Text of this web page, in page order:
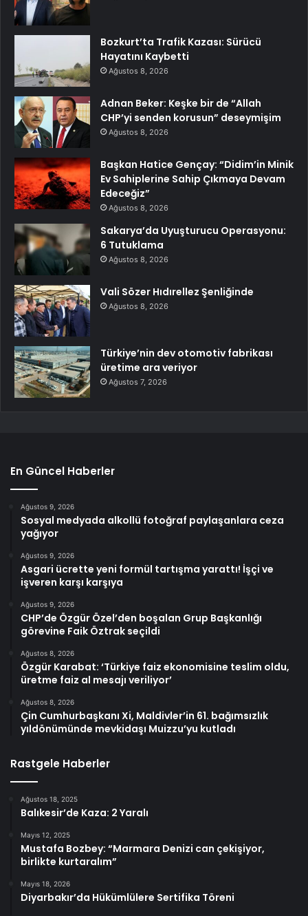
Bozkurt’ta Trafik Kazası: Sürücü
Hayatını Kaybetti
Ağustos 8, 2026
Adnan Beker: Keşke bir de “Allah
CHP’yi senden korusun” deseymişim
Ağustos 8, 2026
Başkan Hatice Gençay: “Didim’in Minik
Ev Sahiplerine Sahip Çıkmaya Devam
Edeceğiz”
Ağustos 8, 2026
Sakarya’da Uyuşturucu Operasyonu:
6 Tutuklama
Ağustos 8, 2026
Vali Sözer Hıdırellez Şenliğinde
Ağustos 8, 2026
Türkiye’nin dev otomotiv fabrikası
üretime ara veriyor
Ağustos 7, 2026
En Güncel Haberler
Ağustos 9, 2026
Sosyal medyada alkollü fotoğraf paylaşanlara ceza
yağıyor
Ağustos 9, 2026
Asgari ücrette yeni formül tartışma yarattı! İşçi ve
işveren karşı karşıya
Ağustos 9, 2026
CHP’de Özgür Özel’den boşalan Grup Başkanlığı
görevine Faik Öztrak seçildi
Ağustos 8, 2026
Özgür Karabat: ‘Türkiye faiz ekonomisine teslim oldu,
üretme faiz al mesajı veriliyor’
Ağustos 8, 2026
Çin Cumhurbaşkanı Xi, Maldivler’in 61. bağımsızlık
yıldönümünde mevkidaşı Muizzu’yu kutladı
Rastgele Haberler
Ağustos 18, 2025
Balıkesir’de Kaza: 2 Yaralı
Mayıs 12, 2025
Mustafa Bozbey: “Marmara Denizi can çekişiyor,
birlikte kurtaralım”
Mayıs 18, 2026
Diyarbakır’da Hükümlülere Sertifika Töreni